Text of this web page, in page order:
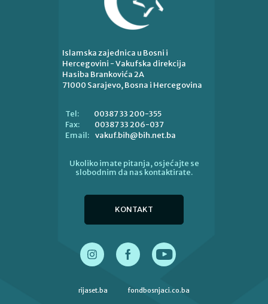
Islamska zajednica u Bosni i
Hercegovini - Vakufska direkcija
Hasiba Brankovića 2A
71000 Sarajevo, Bosna i Hercegovina
Tel:
00387 33 200-355
Fax:
00387 33 206-037
Email: vakuf.bih@bih.net.ba
Ukoliko imate pitanja, osjećajte se
slobodnim da nas kontaktirate.
KONTAKT
rijaset.ba fondbosnjaci.co.ba